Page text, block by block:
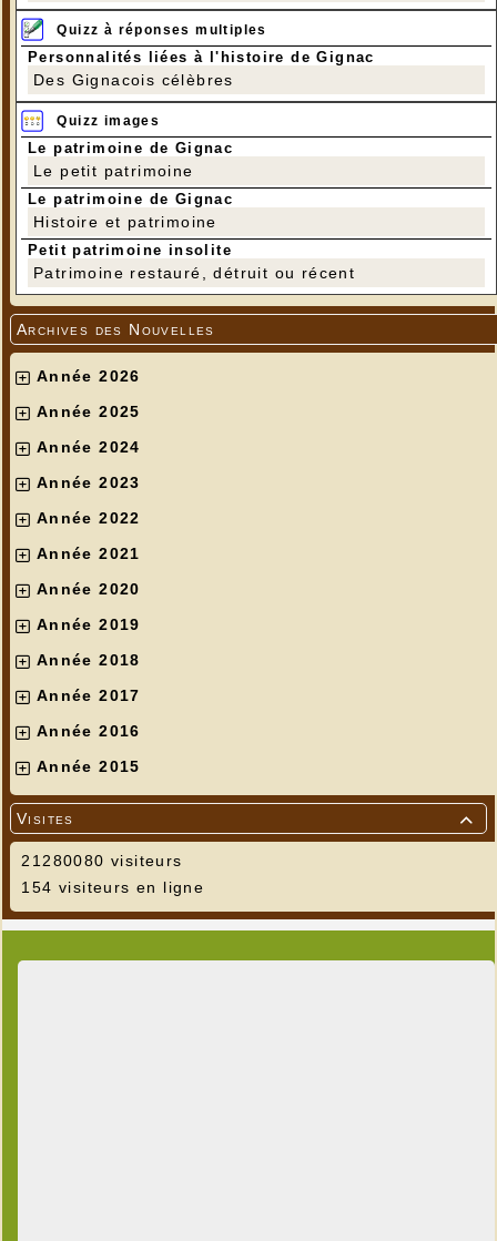
Quizz à réponses multiples
Personnalités liées à l'histoire de Gignac
Des Gignacois célèbres
Quizz images
Le patrimoine de Gignac
Le petit patrimoine
Le patrimoine de Gignac
Histoire et patrimoine
Petit patrimoine insolite
Patrimoine restauré, détruit ou récent
Archives des Nouvelles
Année 2026
Année 2025
Année 2024
Année 2023
Année 2022
Année 2021
Année 2020
Année 2019
Année 2018
Année 2017
Année 2016
Année 2015

Visites
21280080 visiteurs
154 visiteurs en ligne